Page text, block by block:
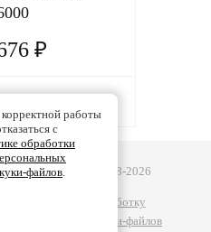
₽
в Смоленске | 2008-2026
Согласии на обработку
на обработку куки-файлов
работы
с
обработки
файлов.